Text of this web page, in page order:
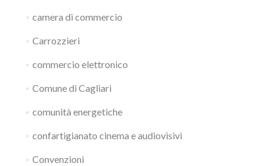
camera di commercio
Carrozzieri
commercio elettronico
Comune di Cagliari
comunità energetiche
confartigianato cinema e audiovisivi
Convenzioni